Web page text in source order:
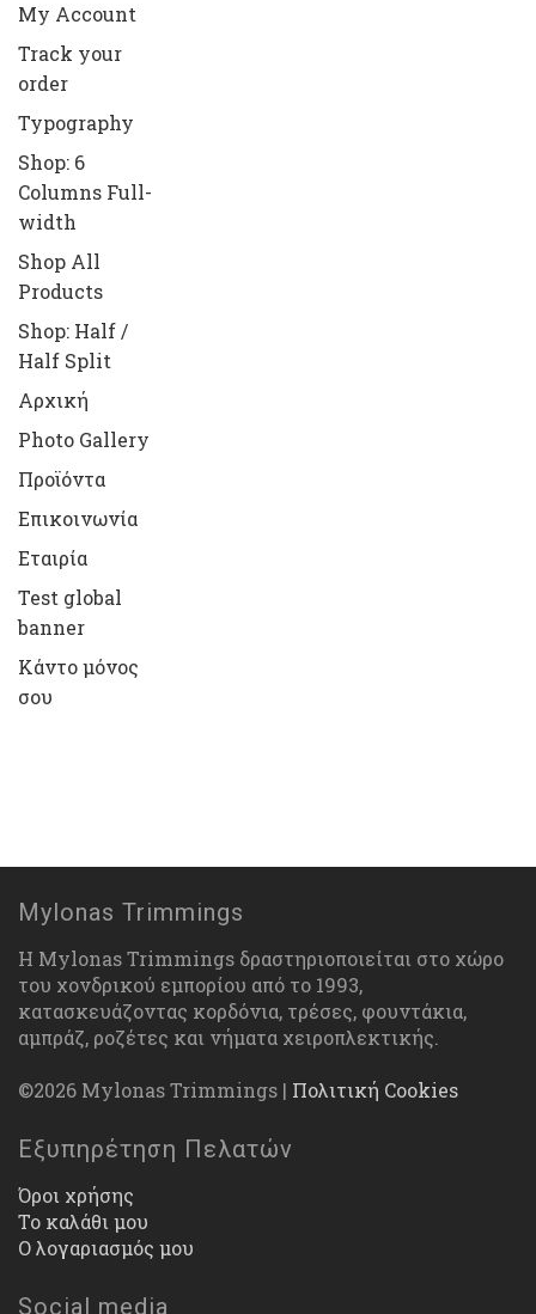
My Account
Track your
order
Typography
Shop: 6
Columns Full-
width
Shop All
Products
Shop: Half /
Half Split
Αρχική
Photo Gallery
Προϊόντα
Επικοινωνία
Εταιρία
Test global
banner
Κάντο μόνος
σου
Mylonas Trimmings
Η Mylonas Trimmings δραστηριοποιείται στο χώρο
του χονδρικού εμπορίου από το 1993,
κατασκευάζοντας κορδόνια, τρέσες, φουντάκια,
αμπράζ, ροζέτες και νήματα χειροπλεκτικής.
©2026 Mylonas Trimmings | Πολιτική Cookies
Εξυπηρέτηση Πελατών
Όροι χρήσης
Το καλάθι μου
Ο λογαριασμός μου
Social media